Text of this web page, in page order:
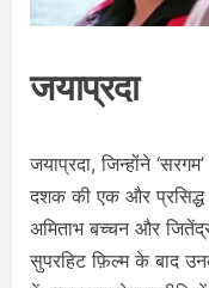
जयाप्रदा
जयाप्रदा, जिन्होंने
दशक की एक और प्रसिद्ध
अमिताभ बच्चन और
सुपरहिट फ़िल्म के बाद